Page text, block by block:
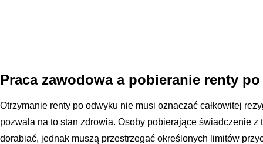
Praca zawodowa a pobieranie renty
Otrzymanie renty po odwyku nie musi oznaczać całkowitej
pozwala na to stan zdrowia. Osoby pobierające świadczenie z
dorabiać, jednak muszą przestrzegać określonych limitów